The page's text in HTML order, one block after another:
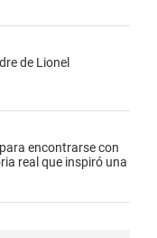
de Lionel
encontrarse con
real que inspiró una